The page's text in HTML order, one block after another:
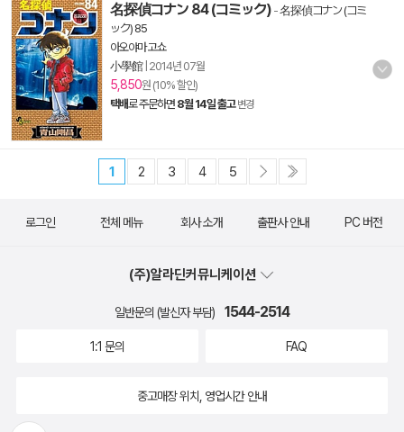
名探偵コナン 84 (コミック) -名探偵コナン (コミ
ック) 85
아오야마 고쇼
小學館| 2014년 07월
5,850원 (10% 할인)
택배로 주문하면 8월 14일 출고 변경
1 2 3 4 5
로그인 전체 메뉴 회사 소개 출판사 안내 PC 버전
(주)알라딘커뮤니케이션
일반문의 (발신자 부담) 1544-2514
1:1 문의 FAQ
중고매장 위치, 영업시간 안내